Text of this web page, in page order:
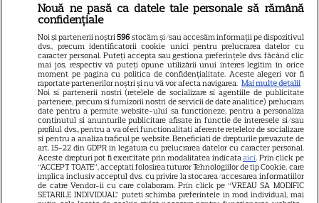
Libertatea
Libertatea pentru femei
GSP
Știri mondene
Avantaje
Elle
Unica
Retete practice
Nouă ne pasă ca datele tale personale să rămână
confidențiale
Noi și partenerii noștri596 stocăm și/sau accesăm informații pe dispozitivul
dvs., precum identificatorii cookie unici pentru prelucrarea datelor cu
caracter personal. Puteți accepta sau gestiona preferințele dvs. făcând clic
mai jos, respectiv vă puteți opune utilizării unui interes legitim în orice
moment pe pagina cu politica de confidențialitate. Aceste alegeri vor fi
raportate partenerilor noștri și nu vă vor afecta navigarea. Mai multe detalii
Noi si partenerii nostri (retelele de socializare si agentiile de publicitate
partenere, precum si furnizorii nostri de servicii de date analitice) prelucram
date pentru a permite website-ului sa functioneze, pentru a personaliza
continutul si anunturile publicitare afisate in functie de interesele si/sau
profilul dvs., pentru a va oferi functionalitati aferente retelelor de socializare
si pentru a analiza traficul pe website. Beneficiati de drepturile prevazute de
art. 15-22 din GDPR in legatura cu prelucrarea datelor cu caracter personal.
Aceste drepturi pot fi exercitate prin modalitatea indicataaici. Prin click pe
“ACCEPT TOATE”, acceptati folosirea tuturor Tehnologiilor de tip Cookie, care
implica inclusiv acceptul dvs. cu privire la stocarea/accesarea informatiilor
de catre Vendor-ii cu care colaboram. Prin click pe “VREAU SA MODIFIC
SETARILE INDIVIDUAL” puteti schimba preferintele in mod individual, mai